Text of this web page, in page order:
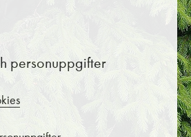
personuppgifter